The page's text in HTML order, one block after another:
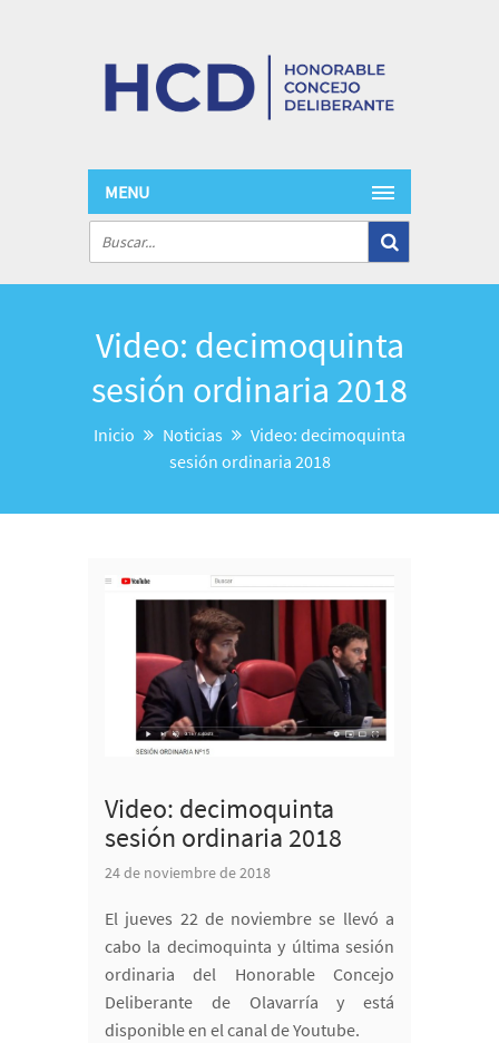
MENU
Video: decimoquinta
sesión ordinaria 2018
Inicio Noticias
Video: decimoquinta
sesión ordinaria 2018
Video: decimoquinta
sesión ordinaria 2018
24 de noviembre de 2018
El jueves 22 de noviembre se llevó a
cabo la decimoquinta y última sesión
ordinaria del Honorable Concejo
Deliberante de Olavarría y está
disponible en el canal de Youtube.